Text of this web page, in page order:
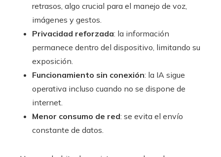
retrasos, algo crucial para el manejo de voz,
imágenes y gestos.
Privacidad reforzada: la información
permanece dentro del dispositivo, limitando su
exposición.
Funcionamiento sin conexión: la IA sigue
operativa incluso cuando no se dispone de
internet.
Menor consumo de red: se evita el envío
constante de datos.